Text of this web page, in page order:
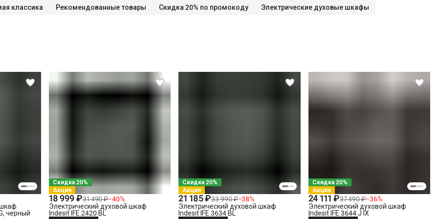
классика Рекомендованные товары Скидка 20% по промокоду Электрические духовые шкафы
черный
Скидка 20%
Акция
18 999 ₽31 490 ₽−40%
Электрический духовой шкаф
Indesit IFE 2420 BL
Скидка 20%
Акция
21 185 ₽33 990 ₽−38%
Электрический духовой шкаф
Indesit IFE 3634 BL
Скидка 20%
Акция
24 111 ₽37 490 ₽−36%
Электрический духовой шкаф
Indesit IFE 3644 J IX